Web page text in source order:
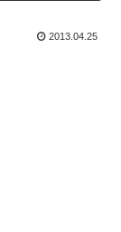
2013.04.25